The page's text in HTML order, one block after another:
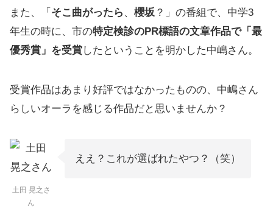
また、「 そこ曲がったら 、 櫻坂 ？」の番組で、中学3
年生の時に、市の特定検診のPR標語の文章作品で「最
優秀賞」を受賞したということを明かした中嶋さん。
受賞作品はあまり好評ではなかったものの、中嶋さん
らしいオーラを感じる作品だと思いませんか？
土田 晃之さ
ん
ええ？これが選ばれたやつ？（笑）